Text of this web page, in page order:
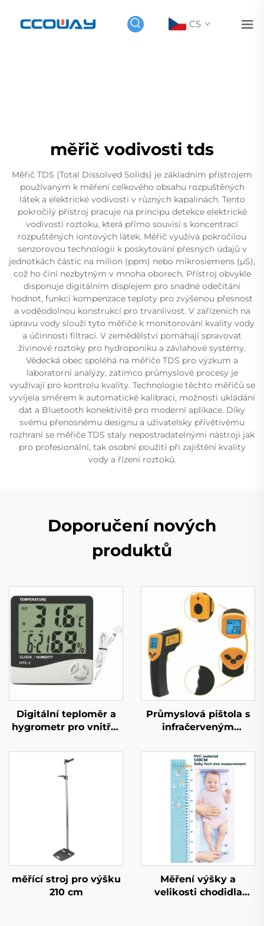
CS
měřič vodivosti tds
Měřič TDS (Total Dissolved Solids) je základním přístrojem
používaným k měření celkového obsahu rozpuštěných
látek a elektrické vodivosti v různých kapalinách. Tento
pokročilý přístroj pracuje na principu detekce elektrické
vodivosti roztoku, která přímo souvisí s koncentrací
rozpuštěných iontových látek. Měřič využívá pokročilou
senzorovou technologii k poskytování přesných údajů v
jednotkách částic na milion (ppm) nebo mikrosiemens (µS),
což ho činí nezbytným v mnoha oborech. Přístroj obvykle
disponuje digitálním displejem pro snadné odečítání
hodnot, funkcí kompenzace teploty pro zvýšenou přesnost
a voděodolnou konstrukcí pro trvanlivost. V zařízeních na
úpravu vody slouží tyto měřiče k monitorování kvality vody
a účinnosti filtrací. V zemědělství pomáhají spravovat
živinové roztoky pro hydroponiku a závlahové systémy.
Vědecká obec spoléhá na měřiče TDS pro výzkum a
laboratorní analýzy, zatímco průmyslové procesy je
využívají pro kontrolu kvality. Technologie těchto měřičů se
vyvíjela směrem k automatické kalibraci, možnosti ukládání
dat a Bluetooth konektivitě pro moderní aplikace. Díky
svému přenosnému designu a uživatelsky přívětivému
rozhraní se měřiče TDS staly nepostradatelnými nástroji jak
pro profesionální, tak osobní použití při zajištění kvality
vody a řízení roztoků.
Doporučení nových
produktů
Digitální teploměr a
hygrometr pro vnitřní
displejem
Průmyslová pištola s
infračerveným
měřící stroj pro výšku
210 cm
Měření výšky a
velikosti chodidla